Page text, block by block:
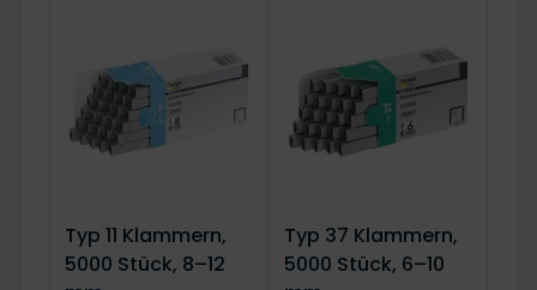
Typ 11 Klammern,
5000 Stück, 8–12
Typ 37 Klammern,
5000 Stück, 6–10